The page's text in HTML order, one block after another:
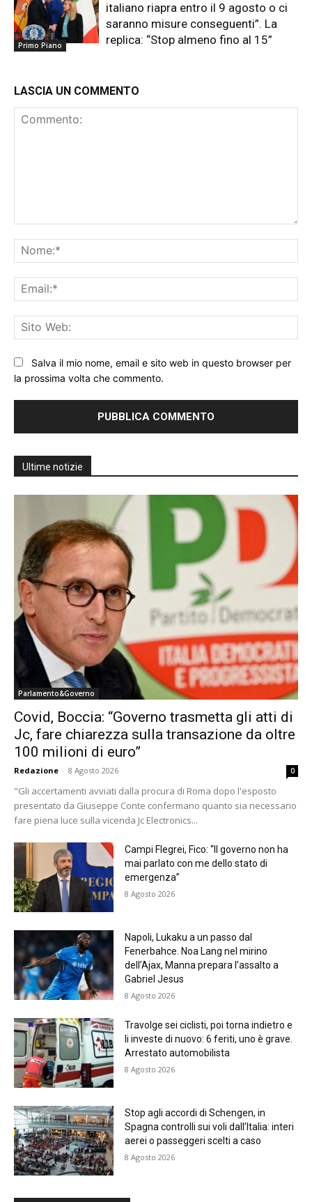
Primo Piano
italiano riapra entro il 9 agosto o ci
saranno misure conseguenti”. La
replica: “Stop almeno fino al 15”
LASCIA UN COMMENTO
Salva il mio nome, email e sito web in questo browser per
la prossima volta che commento.
Ultime notizie
Parlamento&Governo
Covid, Boccia: “Governo trasmetta gli atti di
Jc, fare chiarezza sulla transazione da oltre
100 milioni di euro”
Redazione - 8 Agosto 2026 0
"Gli accertamenti avviati dalla procura di Roma dopo l'esposto
presentato da Giuseppe Conte confermano quanto sia necessario
fare piena luce sulla vicenda Jc Electronics...
Campi Flegrei, Fico: “Il governo non ha
mai parlato con me dello stato di
emergenza”
8 Agosto 2026
Napoli, Lukaku a un passo dal
Fenerbahce. Noa Lang nel mirino
dell’Ajax, Manna prepara l’assalto a
Gabriel Jesus
8 Agosto 2026
Travolge sei ciclisti, poi torna indietro e
li investe di nuovo: 6 feriti, uno è grave.
Arrestato automobilista
8 Agosto 2026
Stop agli accordi di Schengen, in
Spagna controlli sui voli dall’Italia: interi
aerei o passeggeri scelti a caso
8 Agosto 2026